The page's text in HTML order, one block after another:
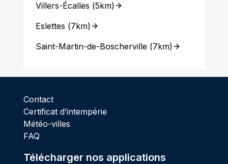
Villers-Écalles (5km)
Eslettes (7km)
Saint-Martin-de-Boscherville(7km)
Contact
Certificat d’intempérie
Météo-villes
FAQ
Télécharger nos applications